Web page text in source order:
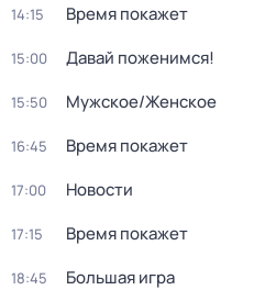
14:15 Время покажет
15:00 Давай поженимся!
15:50 Мужское/Женское
16:45 Время покажет
17:00 Новости
17:15 Время покажет
18:45 Большая игра